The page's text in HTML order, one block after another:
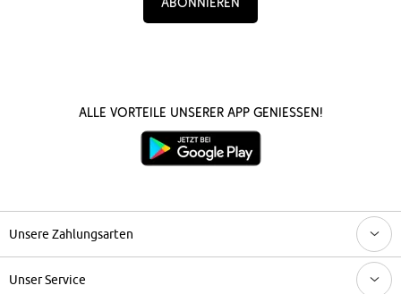
Alle Vorteile unserer App genießen!
Unsere Zahlungsarten
Unser Service